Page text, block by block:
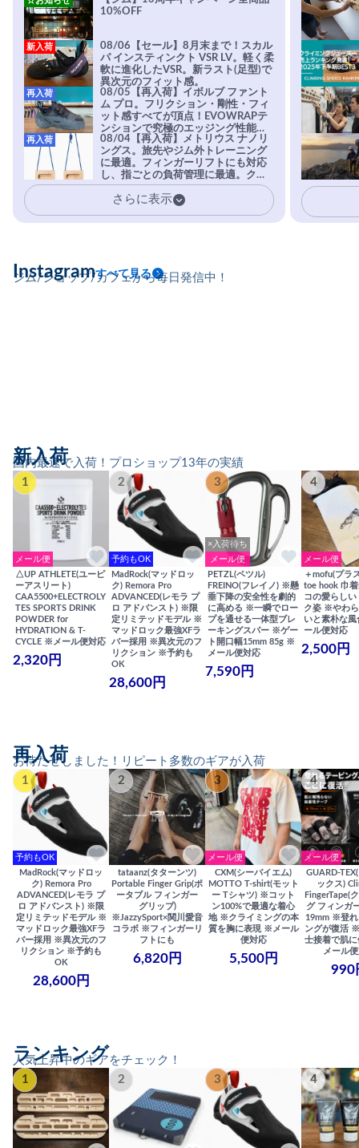
10%OFF
08/06【セール】8月末まで！スカル
パ インスティンクト VSR LV。軽く柔
軟に進化したVSR。新ラスト(足型)で
異次元のフィット感。
新入荷
08/05【再入荷】イボルブ ファント
ム プロ。フリクション・剛性・フィ
ット感すべてが頂点！EVOWRAPテ
ンションで究極のエッジング性能を
実現。進化系ラバーEvo-74はTRAX
を凌駕する粘着力で極小ホールドに
安心感。
再入荷
08/04【再入荷】メトリウス ナノリ
ングス。旅先やジム外トレーニング
に最適。フィンガーリフトにも対応
し、指ごとの負荷管理に最適。クラ
イマーの指を本気で鍛えるギア。
再入荷
さらに表示
ジム/ショップ/カフェから毎日発信中！
Instagramすべて見る
国内最速で入荷！プロショップ13年の実績
新入荷
1
メール便
△UP ATHLETE(ユーピ
ーアスリート)
CAA5500+ELECTROLY
TES SPORTS DRINK
POWDER for
HYDRATION & T-
CYCLE ※メール便対応
2,320円
2
予約もOK
MadRock(マッドロッ
ク) Remora Pro
ADVANCED(レモラ プ
ロ アドバンスト) ※限
定リミテッドモデル ※
マッドロック最強XFラ
バー採用 ※異次元のフ
リクション ※予約も
OK
28,600円
3
×入荷待ち
メール便
PETZL(ペツル)
FREINO(フレイノ) ※懸
垂下降の安全性を劇的
に高める ※一瞬でロー
プを通せる一体型ブレ
ーキングスパー ※ゲー
ト開口幅15mm 85g ※
メール便対応
7,590円
4
メール便
＋mofu(プラ
toe hook 巾
コの愛らしい
ク姿 ※やわ
いと素朴な
ール便対応
2,500円
お待たせしました！リピート多数のギアが入荷
再入荷
1
予約もOK
MadRock(マッドロッ
ク) Remora Pro
ADVANCED(レモラ プ
ロ アドバンスト) ※限
定リミテッドモデル ※
マッドロック最強XFラ
バー採用 ※異次元のフ
リクション ※予約も
OK
28,600円
2
tataanz(タターンツ)
Portable Finger Grip(ポ
ータブル フィンガー
グリップ)
※JazzySport×関川愛音
コラボ ※フィンガーリ
フトにも
6,820円
3
メール便
CXM(シーバイエム)
MOTTO T-shirt(モット
ー Tシャツ) ※コット
ン100%で最適な着心
地 ※クライミングの本
質を胸に表現 ※メール
便対応
5,500円
4
メール便
GUARD-
ックス)
FingerTape(
グ フィンガ
19mm ※登れ
ングが復活
士接着で肌
メール
990
人気上昇中のギアをチェック！
ランキング
1 2 3 4